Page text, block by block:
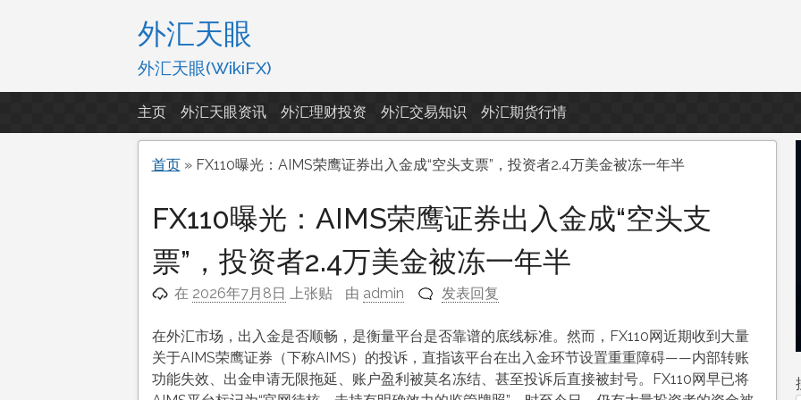
跳
至
内
外汇天眼
外汇天眼(WikiFX)
主页 外汇天眼资讯 外汇理财投资 外汇交易知识 外汇期货行情
首页» FX110曝光：AIMS荣鹰证券出入金成“空头支票”，投资者2.4万美金被冻一年半
FX110曝光：AIMS荣鹰证券出入金成“空头支
票”，投资者2.4万美金被冻一年半
在 2026年7月8日 上张贴 由 admin 发表回复
在外汇市场，出入金是否顺畅，是衡量平台是否靠谱的底线标准。然而，FX110网近期收到大量
关于AIMS荣鹰证券（下称AIMS）的投诉，直指该平台在出入金环节设置重重障碍——内部转账
功能失效、出金申请无限拖延、账户盈利被莫名冻结、甚至投诉后直接被封号。FX110网早已将